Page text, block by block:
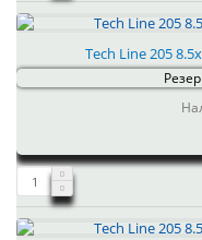
Tech Line 205